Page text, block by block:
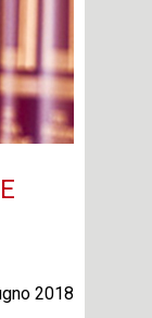
2018